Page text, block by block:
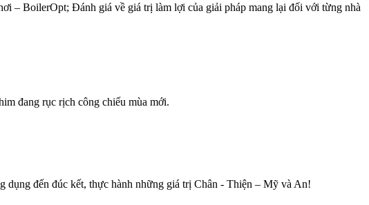
– BoilerOpt; Đánh giá về giá trị làm lợi của giải pháp mang lại đối với từng nhà
đang rục rịch công chiếu mùa mới.
dụng đến đúc kết, thực hành những giá trị Chân - Thiện – Mỹ và An!